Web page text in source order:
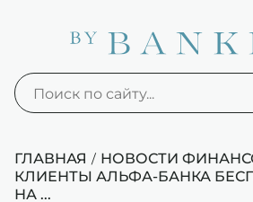
ГЛАВНАЯ / НОВОСТИ
КЛИЕНТЫ АЛЬФА-БАНКА
НА ...